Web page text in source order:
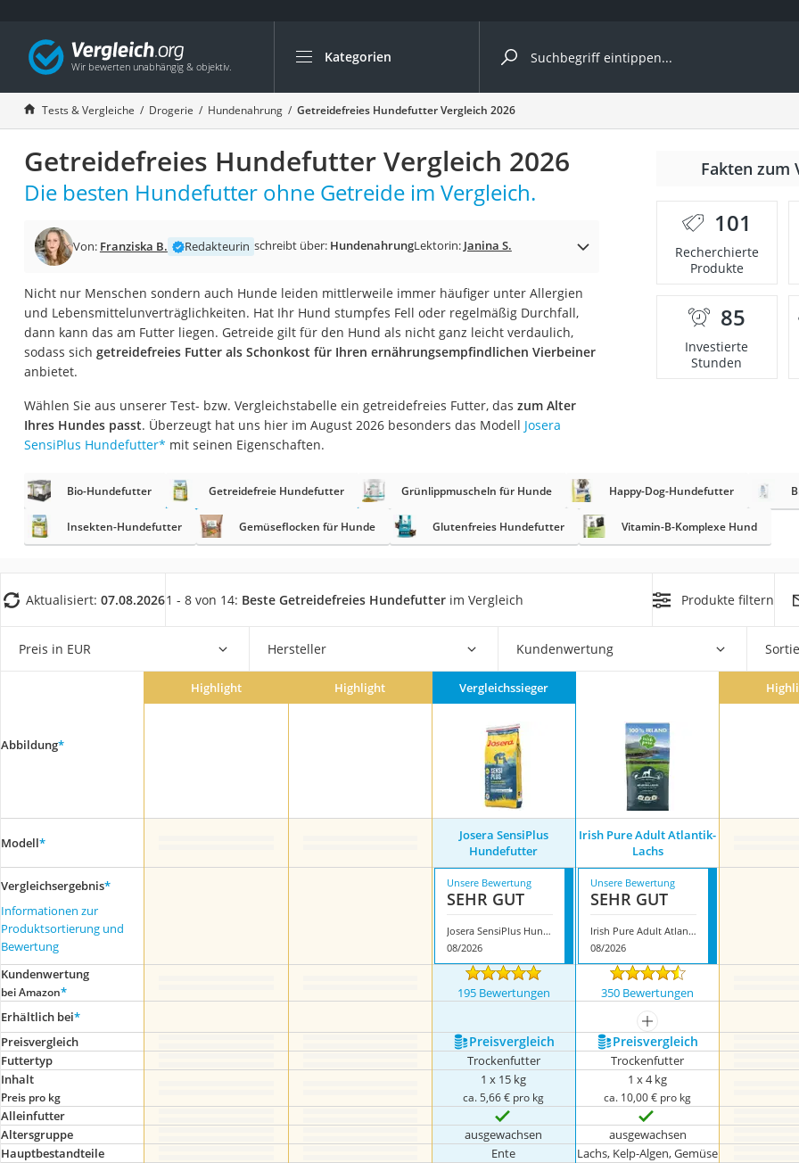
Kategorien
Die beliebtesten Vergleiche nach Kategorie
Drogerie
Inhalator
Haarschneider
Rollator
Katzenklappe (Chip)
Masturbator
Massagepistole
Epilierer
Eiweißpulver
Magnesiumpräparat
Nackenmassagegerät
Zeckenschutz Katze
Mineralfutter Pferd
Massagegerät
Tests & Vergleiche Drogerie Hundenahrung Getreidefreies Hundefutter Vergleich 2026
Getreidefreies Hundefutter Vergleich 2026
Die besten Hundefutter ohne Getreide im Vergleich.
Von: Franziska B. Redakteurin schreibt über: HundenahrungLektorin: Janina S.
Nicht nur Menschen sondern auch Hunde leiden mittlerweile immer häufiger unter Allergien
und Lebensmittelunverträglichkeiten. Hat Ihr Hund stumpfes Fell oder regelmäßig Durchfall,
dann kann das am Futter liegen. Getreide gilt für den Hund als nicht ganz leicht verdaulich,
sodass sich getreidefreies Futter als Schonkost für Ihren ernährungsempfindlichen Vierbeiner
anbietet.
Wählen Sie aus unserer Test- bzw. Vergleichstabelle ein getreidefreies Futter, das zum Alter
Ihres Hundes passt. Überzeugt hat uns hier im August 2026 besonders das Modell Josera
SensiPlus Hundefutter* mit seinen Eigenschaften.
Fakten zum
101
Recherchierte
Produkte
85
Investierte
Stunden
Bio-Hundefutter Getreidefreie Hundefutter Grünlippmuscheln für Hunde Happy-Dog-Hundefutter
Insekten-Hundefutter Gemüseflocken für Hunde Glutenfreies Hundefutter Vitamin-B-Komplexe Hund
Aktualisiert: 07.08.20261 - 8 von 14: Beste Getreidefreies Hundefutter im Vergleich Produkte filtern
Preis in EUR Hersteller Kundenwertung
Abbildung*
Highlight Highlight Vergleichssieger
Modell*
Josera SensiPlus
Hundefutter
Irish Pure Adult Atlantik-
Lachs
Vergleichsergebnis*
Informationen zur
Produktsortierung und
Bewertung
Unsere Bewertung
SEHR GUT
Josera SensiPlus Hundefutter
08/2026
Unsere Bewertung
SEHR GUT
Irish Pure Adult Atlantik-Lachs
08/2026
Kundenwertung
bei Amazon* 195 Bewertungen 350 Bewertungen
Erhältlich bei*
mehr anzeigen
Preis­vergleich
Preis­vergleich Preis­vergleich
Futtertyp Trockenfutter Trockenfutter
Inhalt
Preis pro kg
1 x 15 kg
ca. 5,66 € pro kg
1 x 4 kg
ca. 10,00 € pro kg
Alleinfutter
Altersgruppe
ausgewachsen ausgewachsen
Hauptbestandteile
Ente Lachs, Kelp-Algen, Gemüse